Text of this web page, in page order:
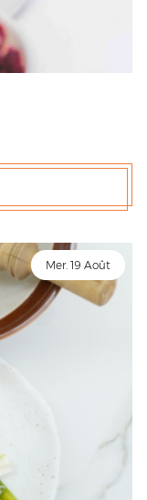
Mer. 19 Août